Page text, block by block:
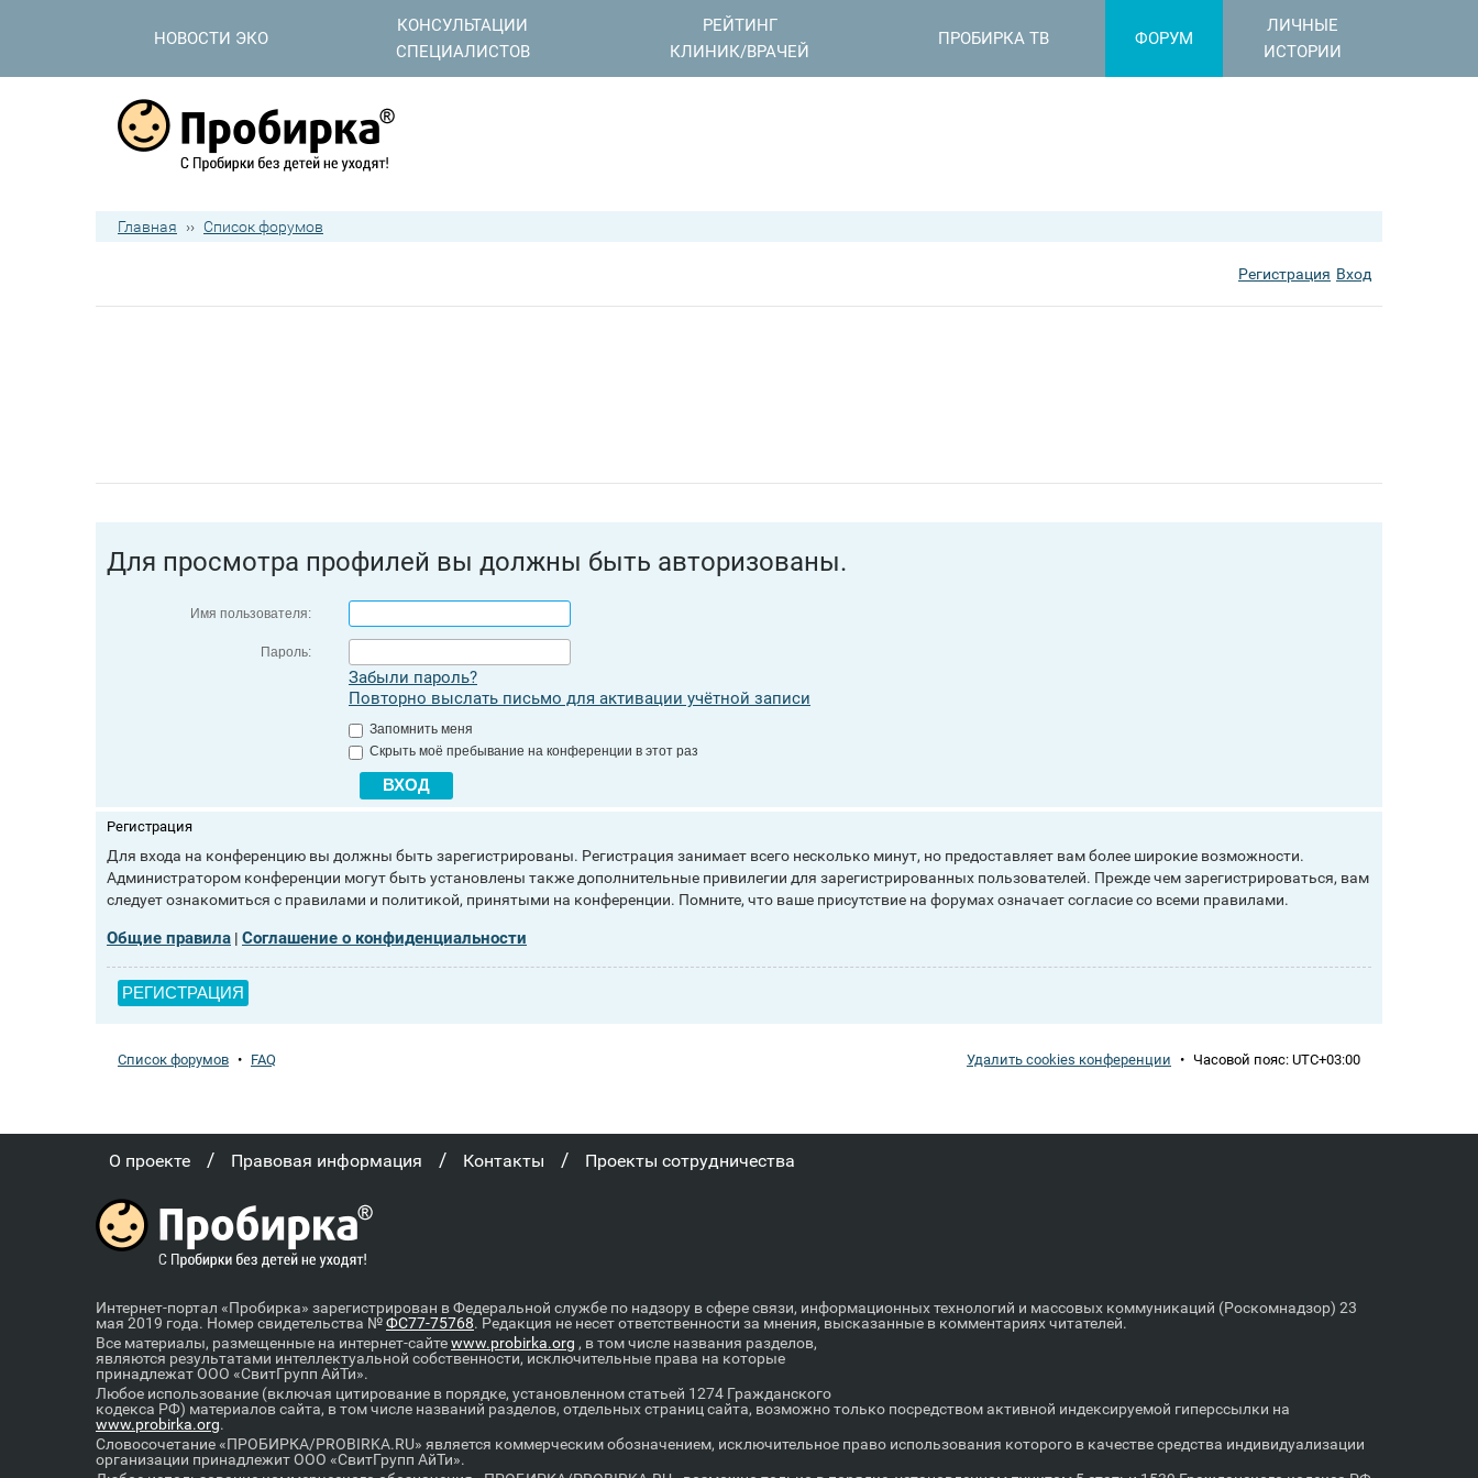
НОВОСТИ ЭКО
КОНСУЛЬТАЦИИ
СПЕЦИАЛИСТОВ
РЕЙТИНГ
КЛИНИК/ВРАЧЕЙ
ПРОБИРКА ТВ ФОРУМ
ЛИЧНЫЕ
ИСТОРИИ
Главная ›› Список форумов
Регистрация Вход
Для просмотра профилей вы должны быть авторизованы.
Имя пользователя:
Пароль:
Забыли пароль?
Повторно выслать письмо для активации учётной записи
Запомнить меня
Скрыть моё пребывание на конференции в этот раз
Регистрация
Для входа на конференцию вы должны быть зарегистрированы. Регистрация занимает всего несколько минут, но предоставляет вам более широкие возможности.
Администратором конференции могут быть установлены также дополнительные привилегии для зарегистрированных пользователей. Прежде чем зарегистрироваться, вам
следует ознакомиться с правилами и политикой, принятыми на конференции. Помните, что ваше присутствие на форумах означает согласие со всеми правилами.
Общие правила | Соглашение о конфиденциальности
РЕГИСТРАЦИЯ
Список форумов • FAQ Удалить cookies конференции • Часовой пояс: UTC+03:00
О проекте / Правовая информация / Контакты / Проекты сотрудничества
Интернет-портал «Пробирка» зарегистрирован в Федеральной службе по надзору в сфере связи, информационных технологий и массовых коммуникаций (Роскомнадзор) 23
мая 2019 года. Номер свидетельства №ФС77-75768. Редакция не несет ответственности за мнения, высказанные в комментариях читателей.
Все материалы, размещенные на интернет-сайтеwww.probirka.org , в том числе названия разделов,
являются результатами интеллектуальной собственности, исключительные права на которые
принадлежат ООО «СвитГрупп АйТи».
Любое использование (включая цитирование в порядке, установленном статьей 1274 Гражданского
кодекса РФ) материалов сайта, в том числе названий разделов, отдельных страниц сайта, возможно только посредством активной индексируемой гиперссылки на
www.probirka.org.
Словосочетание «ПРОБИРКА/PROBIRKA.RU» является коммерческим обозначением, исключительное право использования которого в качестве средства индивидуализации
организации принадлежит ООО «СвитГрупп АйТи».